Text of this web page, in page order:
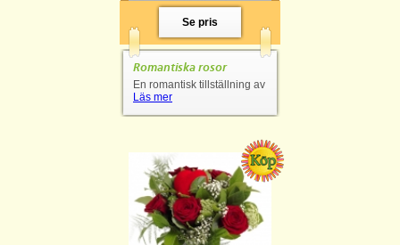
Se pris
Romantiska rosor
En romantisk tillställning av
Läs mer